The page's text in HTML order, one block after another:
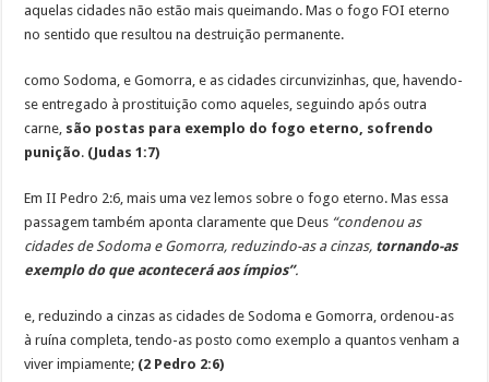
aquelas cidades não estão mais queimando. Mas o fogo FOI eterno
no sentido que resultou na destruição permanente.
como Sodoma, e Gomorra, e as cidades circunvizinhas, que, havendo-
se entregado à prostituição como aqueles, seguindo após outra
carne, são postas para exemplo do fogo eterno, sofrendo
punição. (Judas 1:7)
Em II Pedro 2:6, mais uma vez lemos sobre o fogo eterno. Mas essa
passagem também aponta claramente que Deus “condenou as
cidades de Sodoma e Gomorra, reduzindo-as a cinzas, tornando-as
exemplo do que acontecerá aos ímpios”.
e, reduzindo a cinzas as cidades de Sodoma e Gomorra, ordenou-as
à ruína completa, tendo-as posto como exemplo a quantos venham a
viver impiamente; (2 Pedro 2:6)